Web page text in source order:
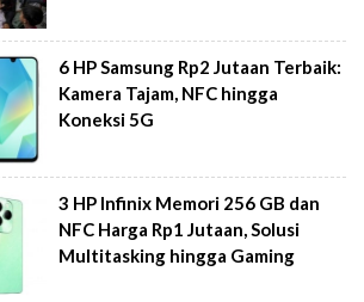
6 HP Samsung Rp2 Jutaan Terbaik:
Kamera Tajam, NFC hingga
Koneksi 5G
3 HP Infinix Memori 256 GB dan
NFC Harga Rp1 Jutaan, Solusi
Multitasking hingga Gaming